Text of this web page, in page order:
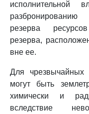
исполнительной
резерва
резерва,
вне ее.
Для чрезвычайных
могут быть
химически и
вследствие